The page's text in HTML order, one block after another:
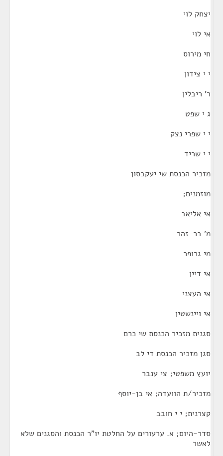
יצחק לוי
אי לוי
חי מירוס
י י צידון
ר' ריבלין
ג י שפט
י י שפרי נצק
י י שריד
מזכיר הכנסת שי יעקבסון
מוזמנים;
אי אליאב
מ' בר-זהר
מי גרופר
אי דיין
אי העצני
אי ויינשטין
סגנית מזכיר הכנסת שי כרם
סגן מזכיר הכנסת די לב
יועץ משפטי; צי ענבר
מזכיר/ת הוועדה; אי בן-יוסף
קצרנית; י י חובב
סדר-היום; א. ערעורים על החלטת יו"ר הכנסת והסגנים שלא
לאשר